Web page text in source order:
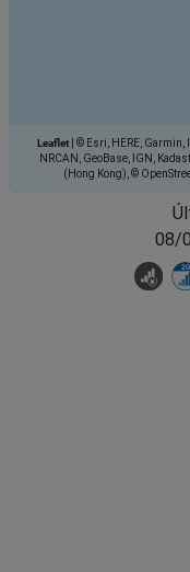
Leaflet
© Esri, HERE, Garmin,
NRCAN, GeoBase, IGN,
(Hong Kong), ©
08/